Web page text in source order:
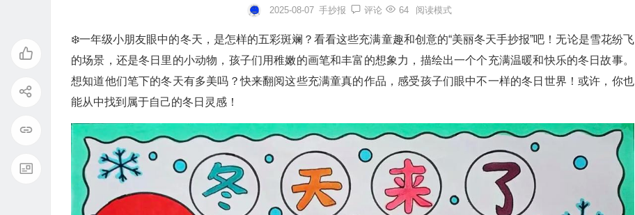
2025-08-07 手抄报 评论 64 阅读模式
❄️一年级小朋友眼中的冬天，是怎样的五彩斑斓？看看这些充满童趣和创意的“美丽冬天手抄报”吧！无论是雪花纷飞
的场景，还是冬日里的小动物，孩子们用稚嫩的画笔和丰富的想象力，描绘出一个个充满温暖和快乐的冬日故事。
想知道他们笔下的冬天有多美吗？快来翻阅这些充满童真的作品，感受孩子们眼中不一样的冬日世界！或许，你也
能从中找到属于自己的冬日灵感！